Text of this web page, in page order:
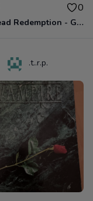
0
Red Dead Redemption - Game Of The Year Xbox 360
.t..r.p.